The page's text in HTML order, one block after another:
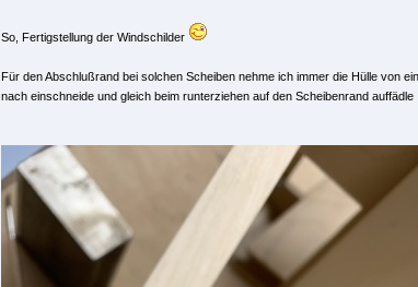
So, Fertigstellung der Windschilder
Für den Abschlußrand bei solchen Scheiben nehme ich immer die Hülle von
nach einschneide und gleich beim runterziehen auf den Scheibenrand auffädle